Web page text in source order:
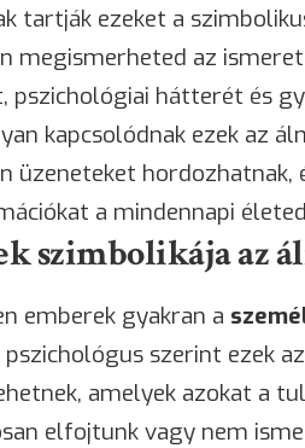
tartják ezeket a
megismerheted az
pszichológiai hátterét és
kapcsolódnak ezek az
üzeneteket hordozhatnak,
a mindennapi
szimbolikája az
emberek gyakran a
szerint ezek
amelyek azokat a
elfojtunk vagy nem